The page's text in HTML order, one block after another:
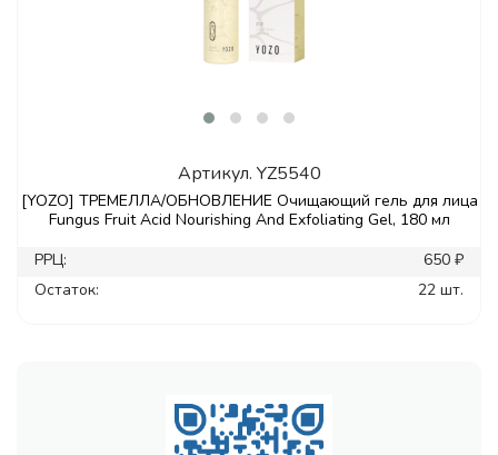
Артикул. YZ5540
[YOZO] ТРЕМЕЛЛА/ОБНОВЛЕНИЕ Очищающий гель для лица
Fungus Fruit Acid Nourishing And Exfoliating Gel, 180 мл
РРЦ:
650 ₽
Остаток:
22 шт.